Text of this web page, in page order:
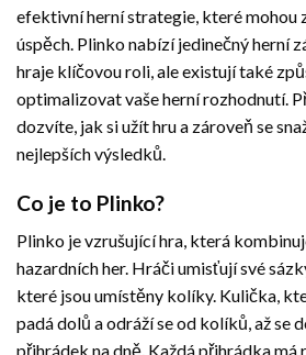
efektivní herní strategie, které mohou
úspěch. Plinko nabízí jedinečný herní
hraje klíčovou roli, ale existují také
optimalizovat vaše herní rozhodnutí.
dozvíte, jak si užít hru a zároveň se
nejlepších výsledků.
Co je to Plinko?
Plinko je vzrušující hra, která
hazardních her. Hráči umisťují své
které jsou umístěny kolíky. Kulička,
padá dolů a odráží se od kolíků, až se
přihrádek na dně. Každá přihrádka má